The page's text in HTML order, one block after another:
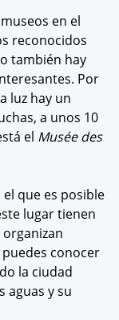
en el
reconocidos
también hay
Por
luz hay un
a unos 10
el Musée des
que es posible
lugar tienen
conocer
la ciudad
aguas y su